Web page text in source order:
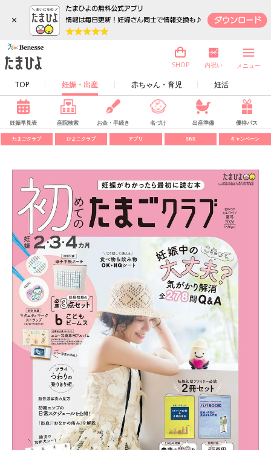
×
TOP 妊娠・出産 赤ちゃん・育児 妊活
SHOP 内祝い メニュー
妊娠早見表 産院検索 お金・手続き 名づけ 出産準備 優待パス
たまごクラブ ひよこクラブ アプリ SNS キャンペーン